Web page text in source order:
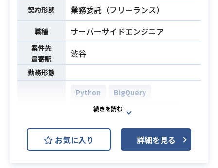
てユーザーファーストなUX機能とし
て提供すべく、
データサイエンティストと協業でバ
ックエンド開発・運用を担うコアポ
ジションになっていただける方を募
集しています。
ミドルクラスおよびシニアレベルの
採用を考えており、
ジュニアクラス（1〜3名）およびオ
フショアチームを牽引するマネジメ
ントも担っていただきます。
・Node.jsでのAPI開発経験
契約形態 業務委託（フリーランス）
職種 サーバーサイドエンジニア
案件先
最寄駅
渋谷
勤務形態
開発環境
Python
BigQuery
AWS (Amazon Web Services)
GCP (Google Cloud Platform)
Azure
Elasticsearch
お気に入り 詳細を見る